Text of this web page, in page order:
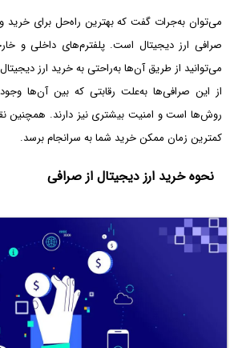
می‌توان به‌جرات گفت که بهترین راه‌حل برای خرید و
صرافی ارز دیجیتال است. پلفترم‌های داخلی و
می‌توانید از طریق آن‌ها به‌راحتی به خرید ارز
از این صرافی‌ها به‌علت رقابتی که بین آن‌ها وجود
روش‌ها است و امنیت بیشتری نیز دارند. همچنین
کمترین زمان ممکن خرید شما به سرانجام برسد.
نحوه خرید ارز دیجیتال از صرافی